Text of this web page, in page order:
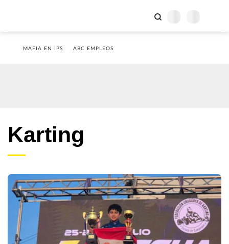
MAFIA EN IPS ABC EMPLEOS
Karting